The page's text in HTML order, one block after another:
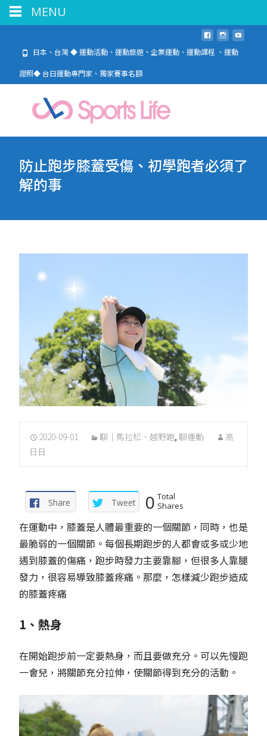
日本、台灣 ◆ 運動活動、運動旅遊、企業運動、運動課程 、運動
證照◆ 台日運動專門家、獨家賽事名額
防止跑步膝蓋受傷、初學跑者必須了
解的事
2020-09-01 聊｜馬拉松、越野跑, 聊運動
高
日日
Share Tweet 0 Total
Shares
在運動中，膝蓋是人體最重要的一個關節，同時，也是
最脆弱的一個關節。每個長期跑步的人都會或多或少地
遇到膝蓋的傷痛，跑步時發力主要靠腳，但很多人靠腿
發力，很容易導致膝蓋疼痛。那麼，怎樣減少跑步造成
的膝蓋疼痛
1、熱身
在開始跑步前一定要熱身，而且要做充分。可以先慢跑
一會兒，將關節充分拉伸，使關節得到充分的活動。
MENU